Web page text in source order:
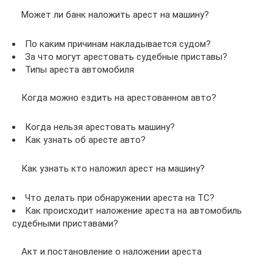
Может ли банк наложить арест на машину?
По каким причинам накладывается судом?
За что могут арестовать судебные приставы?
Типы ареста автомобиля
Когда можно ездить на арестованном авто?
Когда нельзя арестовать машину?
Как узнать об аресте авто?
Как узнать кто наложил арест на машину?
Что делать при обнаружении ареста на ТС?
Как происходит наложение ареста на автомобиль
судебными приставами?
Акт и постановление о наложении ареста